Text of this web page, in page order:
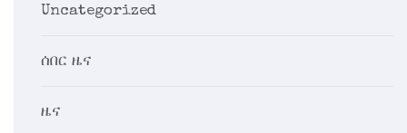
Uncategorized
ሰበር ዜና
ዜና